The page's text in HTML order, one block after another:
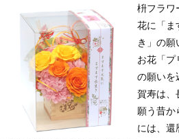
枡フラワ
花に「ま
き」の願
お花「プ
の願いを
賀寿は、
願う昔か
には、還